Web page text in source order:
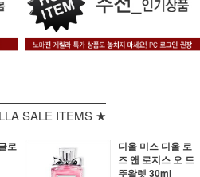
SALE ITEMS ★
로
디올 미스 디올 로
즈 앤 로지스 오 드
뚜왈렛 30ml